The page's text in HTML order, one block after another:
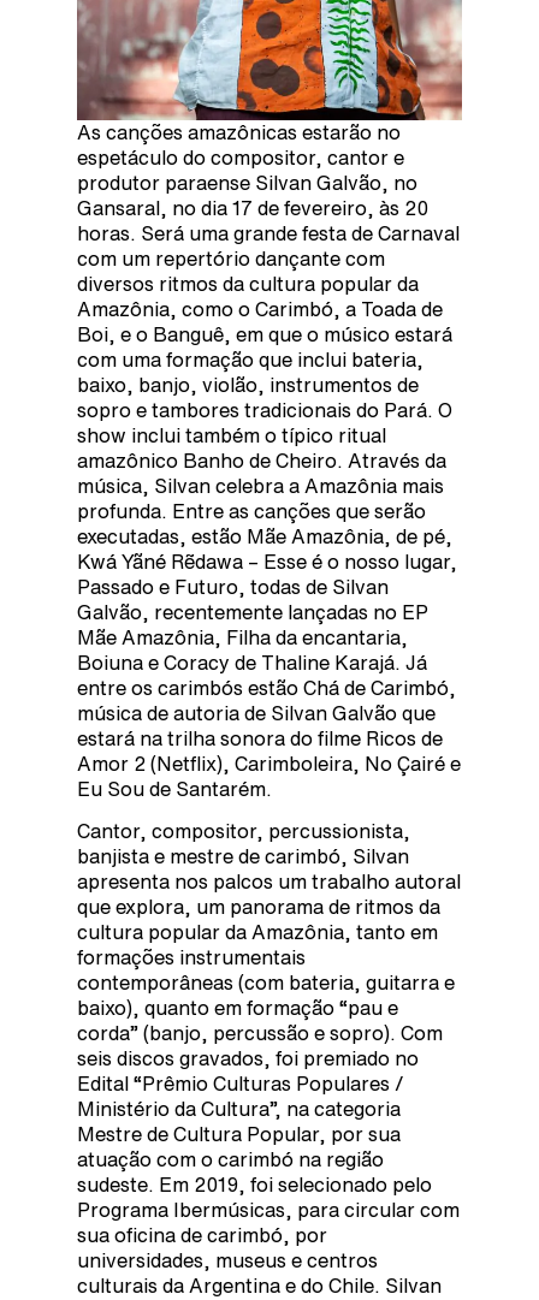
As canções amazônicas estarão no
espetáculo do compositor, cantor e
produtor paraense Silvan Galvão, no
Gansaral, no dia 17 de fevereiro, às 20
horas. Será uma grande festa de Carnaval
com um repertório dançante com
diversos ritmos da cultura popular da
Amazônia, como o Carimbó, a Toada de
Boi, e o Banguê, em que o músico estará
com uma formação que inclui bateria,
baixo, banjo, violão, instrumentos de
sopro e tambores tradicionais do Pará. O
show inclui também o típico ritual
amazônico Banho de Cheiro. Através da
música, Silvan celebra a Amazônia mais
profunda. Entre as canções que serão
executadas, estão Mãe Amazônia, de pé,
Kwá Yãné Rẽdawa – Esse é o nosso lugar,
Passado e Futuro, todas de Silvan
Galvão, recentemente lançadas no EP
Mãe Amazônia, Filha da encantaria,
Boiuna e Coracy de Thaline Karajá. Já
entre os carimbós estão Chá de Carimbó,
música de autoria de Silvan Galvão que
estará na trilha sonora do filme Ricos de
Amor 2 (Netflix), Carimboleira, No Çairé e
Eu Sou de Santarém.
Cantor, compositor, percussionista,
banjista e mestre de carimbó, Silvan
apresenta nos palcos um trabalho autoral
que explora, um panorama de ritmos da
cultura popular da Amazônia, tanto em
formações instrumentais
contemporâneas (com bateria, guitarra e
baixo), quanto em formação “pau e
corda” (banjo, percussão e sopro). Com
seis discos gravados, foi premiado no
Edital “Prêmio Culturas Populares /
Ministério da Cultura”, na categoria
Mestre de Cultura Popular, por sua
atuação com o carimbó na região
sudeste. Em 2019, foi selecionado pelo
Programa Ibermúsicas, para circular com
sua oficina de carimbó, por
universidades, museus e centros
culturais da Argentina e do Chile. Silvan